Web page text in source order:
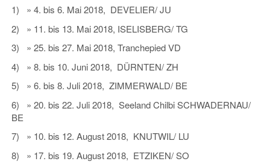
1) » 4. bis 6. Mai 2018, DEVELIER/ JU
2) » 11. bis 13. Mai 2018, ISELISBERG/ TG
3) » 25. bis 27. Mai 2018, Tranchepied VD
4) » 8. bis 10. Juni 2018, DÜRNTEN/ ZH
5) » 6. bis 8. Juli 2018, ZIMMERWALD/ BE
6) » 20. bis 22. Juli 2018, Seeland Chilbi SCHWADERNAU/
BE
7) » 10. bis 12. August 2018, KNUTWIL/ LU
8) » 17. bis 19. August 2018, ETZIKEN/ SO